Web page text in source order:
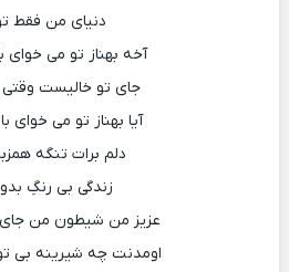
دنیای من فقط
آخه بهناز تو می خوای
جای تو خالیست وقتی
آیا بهناز تو می خوای
دلم برات تنگه
زندگی بی رنگِ
عزیز من شیطون من
اومدنت چه شیرینه بی